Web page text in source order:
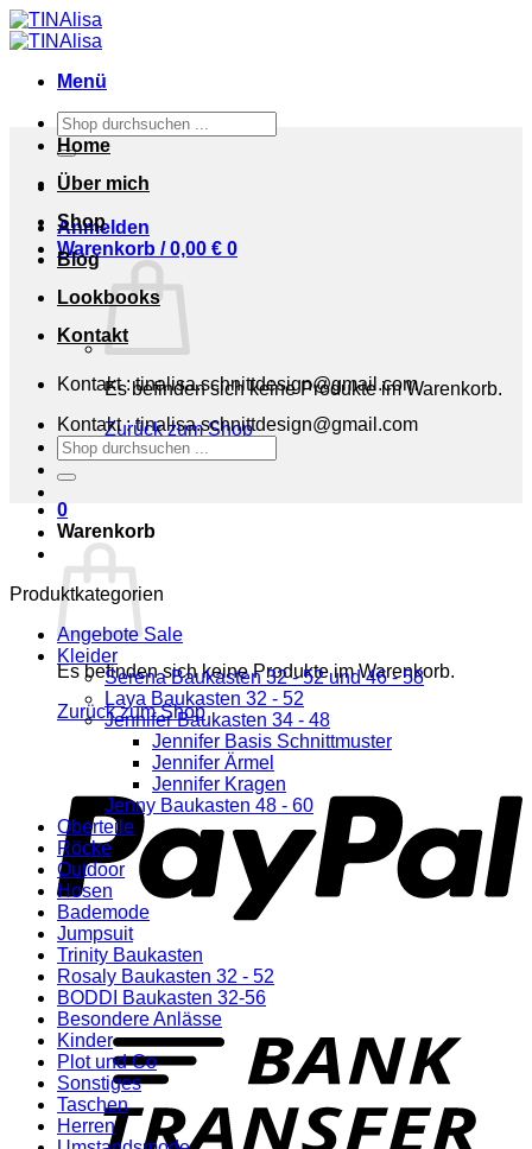
Zum
Inhalt
Menü
Suchen
nach:
Anmelden
Warenkorb /0,00 € 0
Es befinden sich keine Produkte im Warenkorb.
Zurück zum Shop
0
Warenkorb
Es befinden sich keine Produkte im Warenkorb.
Zurück zum Shop
Home
Über mich
Shop
Blog
Lookbooks
Kontakt
Kontakt : tinalisa.schnittdesign@gmail.com
Kontakt : tinalisa.schnittdesign@gmail.com
Suchen
nach:
Produktkategorien
Angebote Sale
Kleider
Serena Baukasten 32 - 52 und 46 - 58
Laya Baukasten 32 - 52
Jennifer Baukasten 34 - 48
Jennifer Basis Schnittmuster
Jennifer Ärmel
Jennifer Kragen
Jenny Baukasten 48 - 60
Oberteile
Röcke
Outdoor
Hosen
Bademode
Jumpsuit
Trinity Baukasten
Rosaly Baukasten 32 - 52
BODDI Baukasten 32-56
Besondere Anlässe
Kinder
Plot und Co
Sonstiges
Taschen
Herren